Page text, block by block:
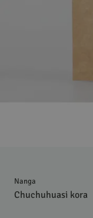
Nanga
Chuchuhuasi kora